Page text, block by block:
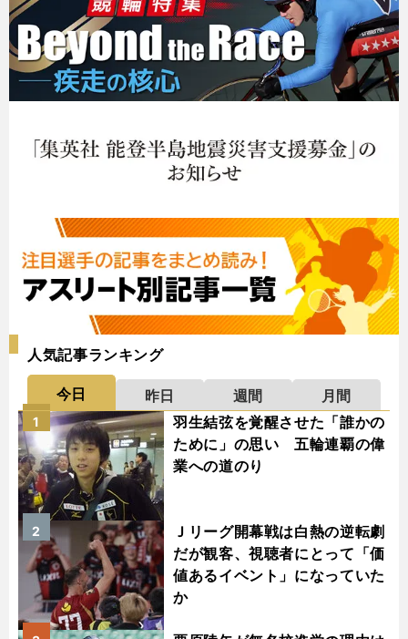
人気記事ランキング
今日 昨日 週間
月間
羽生結弦を覚醒させた「誰かの
ために」の思い 五輪連覇の偉
業への道のり
1
Ｊリーグ開幕戦は白熱の逆転劇
だが観客、視聴者にとって「価
値あるイベント」になっていた
か
2